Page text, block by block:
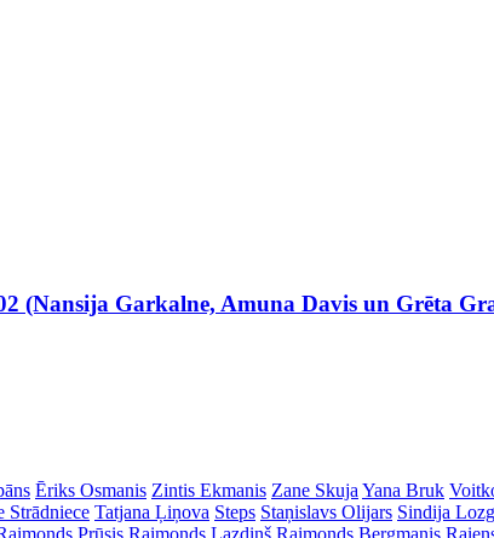
(Nansija Garkalne, Amuna Davis un Grēta
Ēriks Osmanis Zintis Ekmanis Zane Skuja Yana Bruk
Strādniece Tatjana Ļiņova Steps Staņislavs Olijars Sindija